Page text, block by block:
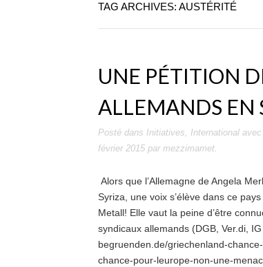
TAG ARCHIVES: AUSTÉRITÉ
UNE PÉTITION
ALLEMANDS EN
Posté dans Initiatives, International
février 2015 par mezzimamet.
Alors que l’Allemagne de Angela
Syriza, une voix s’élève dans ce
Metall! Elle vaut la peine d’être
syndicaux allemands (DGB, Ver.di,
begruenden.de/griechenland-
chance-pour-leurope-non-une-